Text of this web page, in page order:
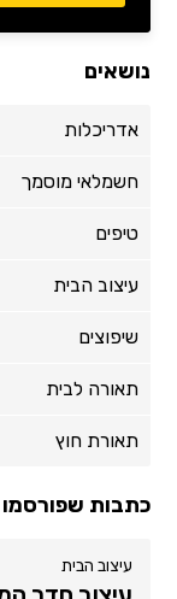
נושאים
אדריכלות
חשמלאי מוסמך
טיפים
עיצוב הבית
שיפוצים
תאורה לבית
תאורת חוץ
כתבות
עיצוב הבית